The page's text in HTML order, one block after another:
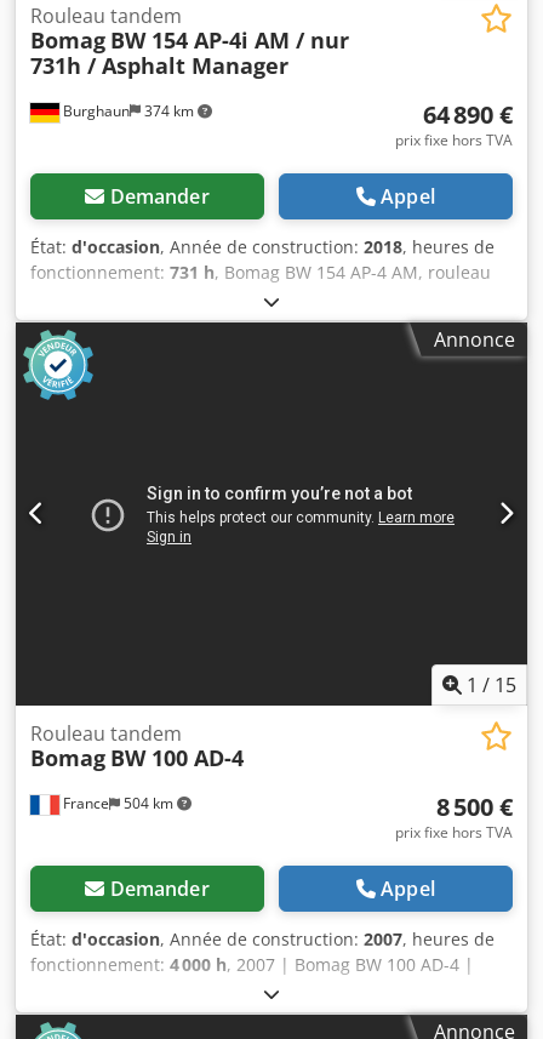
Burghaun 374 km
Rouleau tandem
Bomag BW 154 AP-4i AM / nur
731h / Asphalt Manager
64 890 €
prix fixe hors TVA
Demander Appel
État: d'occasion, Année de construction: 2018, heures de
fonctionnement: 731 h, Bomag BW 154 AP-4 AM, rouleau
tandem, année de fabrication : 2018, heures de
fonctionnement : seulement 731 h, moteur : Kubota
[55,4 kW/75 CV], Asphalt Manager 2, poids : 7 300 kg,
tambour à surface lisse, bon état, prêt à l’emploi, Sur
demande, nous vous proposerons une offre de location ou
préalable ! Chedpfx Aqezq Tzyjloa = Informations
complémentaires = Contactez Tobias Ebert pour obtenir
plus d’informations.
Annonce
1 / 15
France 504 km
Rouleau tandem
Bomag BW 100 AD-4
8 500 €
prix fixe hors TVA
Demander Appel
État: d'occasion, Année de construction: 2007, heures de
fonctionnement: 4 000 h, 2007 | Bomag BW 100 AD-4 |
Rouleau tandem d'occasion | 4 000 heures Cjdszim T
Hepfx Aqleha 📍Localisation : France 🚛 Livraison possible à
Annonce